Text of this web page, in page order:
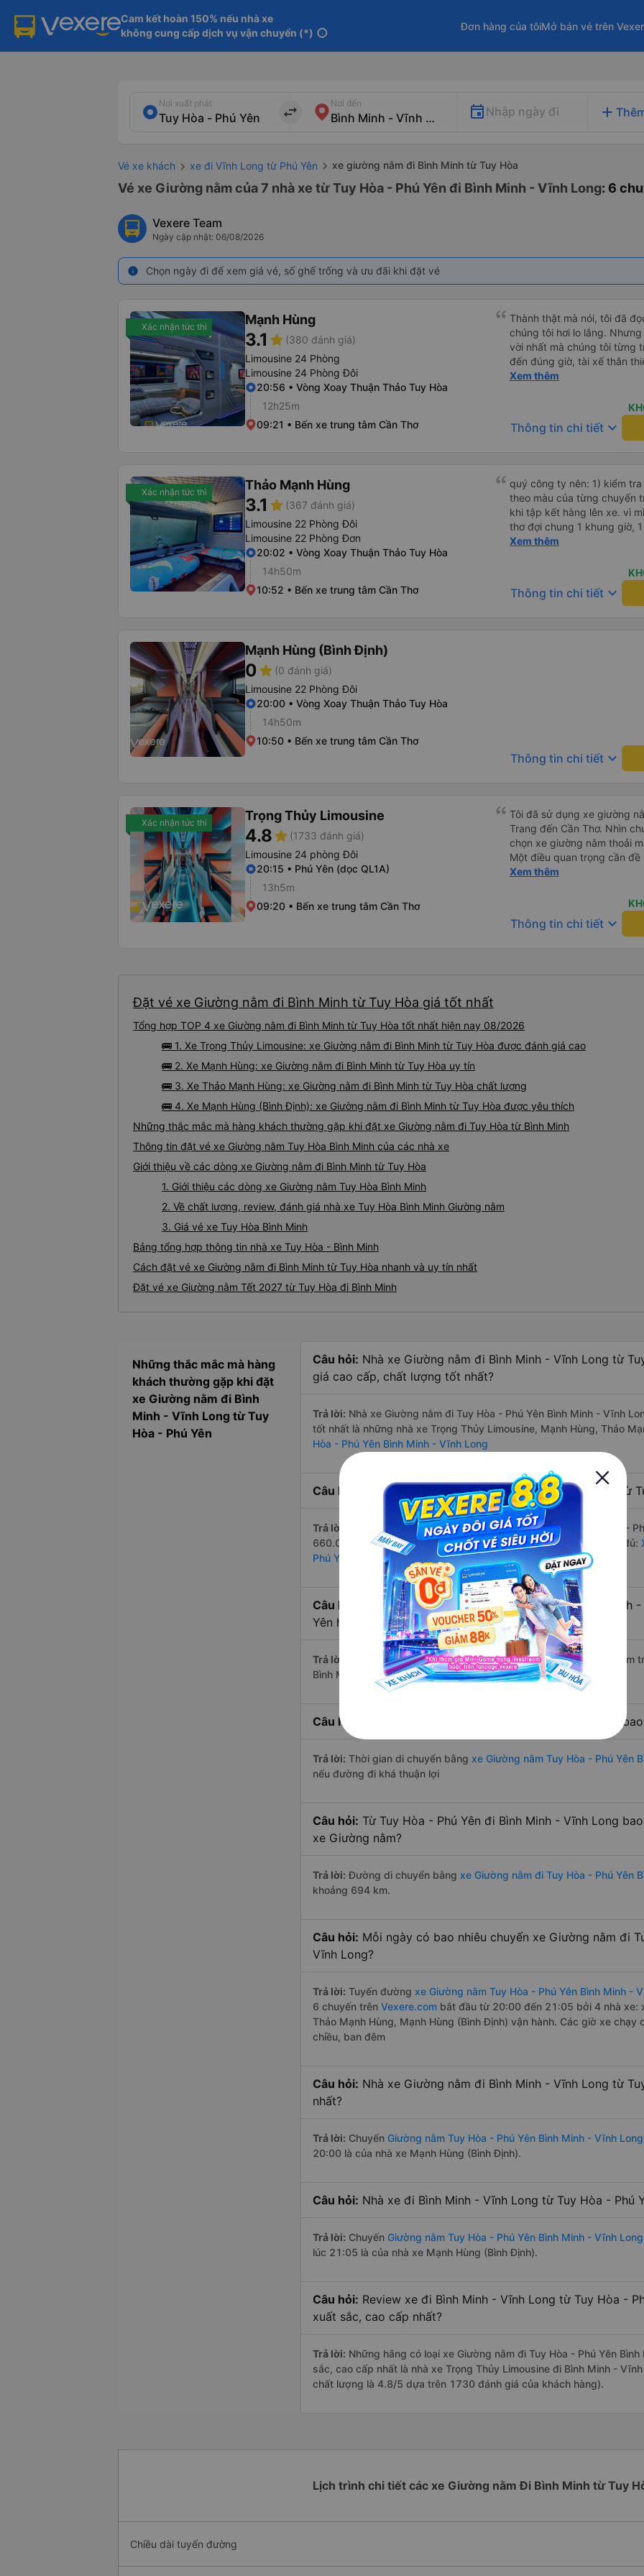
Cam kết hoàn 150% nếu nhà xe
không cung cấp dịch vụ vận chuyển (*) info
Đơn hàng của tôiMở bán vé trên
Nơi xuất phát
import_export
Nơi đến
Nhập ngày đi add
Vé xe khách xe đi Vĩnh Long từ Phú Yên xe giường nằm đi Bình Minh từ Tuy Hòa
Vé xe Giường nằm của 7 nhà xe từ Tuy Hòa - Phú Yên đi Bình Minh - Vĩnh Long: 6
Vexere Team
Ngày cập nhật: 06/08/2026
info Chọn ngày đi để xem giá vé, số ghế trống và ưu đãi khi đặt vé
Xác nhận tức thì Mạnh Hùng
3.1 star (380 đánh giá)
Limousine 24 Phòng
Limousine 24 Phòng Đôi
20:56 • Vòng Xoay Thuận Thảo Tuy Hòa
12h25m
09:21 • Bến xe trung tâm Cần Thơ
Thành thật mà nói, tôi đã
chúng tôi hơi lo lắng.
vời nhất mà chúng tôi từng
đến đúng giờ, tài xế thân
vẫn hơi xóc, nhưng đó là
Xem thêm
Thông tin chi tiết keyboard_arrow_down
Xác nhận tức thì Thảo Mạnh Hùng
3.1 star (367 đánh giá)
Limousine 22 Phòng Đôi
Limousine 22 Phòng Đơn
20:02 • Vòng Xoay Thuận Thảo Tuy Hòa
14h50m
10:52 • Bến xe trung tâm Cần Thơ
quý công ty nên: 1) kiểm tra và dán tem hành lý cho khách
theo màu của từng chuyến
khi tập kết hàng lên xe. vì
thơ đợi chung 1 khung giờ, 1 địa điểm. vì là
của quý công ty nên rất hài
cải thiện ngày một phát triển. 2) đồng nhất về cách giao
và CSKH nhẹ nhàng, chu
là nhà xe được yêu thích và lựa
Xem thêm
Thông tin chi tiết keyboard_arrow_down
Mạnh Hùng (Bình Định)
0star (0 đánh giá)
Limousine 22 Phòng Đôi
20:00 • Vòng Xoay Thuận Thảo Tuy Hòa
14h50m
10:50 • Bến xe trung tâm Cần Thơ
Thông tin chi tiết keyboard_arrow_down
Xác nhận tức thì Trọng Thủy Limousine
4.8star (1733 đánh giá)
Limousine 24 phòng Đôi
20:15 • Phú Yên (dọc QL1A)
13h5m
09:20 • Bến xe trung tâm Cần Thơ
Tôi đã sử dụng xe giường
Trang đến Cần Thơ. Nhìn
chọn xe giường nằm thoải
Một điều quan trọng cần đề
xe, điều này có thể gây khó
chuyến đi vẫn khá thoải
(hôm qua) rất tốt. Mặc dù
nhưng công ty đã thông
khoảng 4:00 sáng và 9:00
nghỉ đêm nào cho đến
chịu. Có vẻ như lịch trình
dịch vụ xe buýt giường nằm
chuyến công tác, vì đây
buýt giường nằm thoải mái
thực sự hy vọng rằng trong
Xem thêm
Thông tin chi tiết keyboard_arrow_down
Đặt vé xe Giường nằm đi Bình Minh từ Tuy Hòa giá tốt nhất
Tổng hợp TOP 4 xe Giường nằm đi Bình Minh từ Tuy Hòa tốt nhất hiện nay 08/2026
🚌 1. Xe Trọng Thủy Limousine: xe Giường nằm đi Bình Minh từ Tuy Hòa được đánh giá cao
🚌 2. Xe Mạnh Hùng: xe Giường nằm đi Bình Minh từ Tuy Hòa uy tín
🚌 3. Xe Thảo Mạnh Hùng: xe Giường nằm đi Bình Minh từ Tuy Hòa chất lượng
🚌 4. Xe Mạnh Hùng (Bình Định): xe Giường nằm đi Bình Minh từ Tuy Hòa được yêu thích
Những thắc mắc mà hàng khách thường gặp khi đặt xe Giường nằm đi Tuy Hòa từ Bình Minh
Thông tin đặt vé xe Giường nằm Tuy Hòa Bình Minh của các nhà xe
Giới thiệu về các dòng xe Giường nằm đi Bình Minh từ Tuy Hòa
1. Giới thiệu các dòng xe Giường nằm Tuy Hòa Bình Minh
2. Về chất lượng, review, đánh giá nhà xe Tuy Hòa Bình Minh Giường nằm
3. Giá vé xe Tuy Hòa Bình Minh
Bảng tổng hợp thông tin nhà xe Tuy Hòa - Bình Minh
Cách đặt vé xe Giường nằm đi Bình Minh từ Tuy Hòa nhanh và uy tín nhất
Đặt vé xe Giường nằm Tết 2027 từ Tuy Hòa đi Bình Minh
Những thắc mắc mà hàng
khách thường gặp khi đặt
xe Giường nằm đi Bình
Minh - Vĩnh Long từ Tuy
Hòa - Phú Yên
Câu hỏi: Nhà xe Giường nằm đi Bình Minh - Vĩnh Long từ
giá cao cấp, chất lượng tốt nhất?
Trả lời: Nhà xe Giường nằm đi Tuy Hòa - Phú Yên Bình Minh - Vĩnh
tốt nhất là những nhà xe Trọng Thủy Limousine, Mạnh Hùng, Thảo
Hòa - Phú Yên Bình Minh - Vĩnh Long
Câu hỏi: Hãng Xe Giường nằm đi Bình Minh - Vĩnh Long từ
Trả lời:
Hãng xe Giường nằm đi Bình Minh - Vĩnh Long từ Tuy Hòa -
660.000 đồng của nhà xe Thảo Mạnh Hùng. Xem danh sách đầy đủ:
Phú Yên
Câu hỏi:
Có bao nhiêu nhà xe có Giường nằm đi Bình Minh
Yên hiện nay?
Trả lời:
Tính tới thời điểm hiện nay thì có 4 nhà xe có xe Giường nằm
Bình Minh - Vĩnh Long hiện nay
Câu hỏi: Từ Tuy Hòa - Phú Yên đi Bình Minh - Vĩnh Long
Trả lời: Thời gian di chuyển bằng xe Giường nằm Tuy Hòa - Phú Yên
nếu đường đi khá thuận lợi
Câu hỏi: Từ Tuy Hòa - Phú Yên đi Bình Minh - Vĩnh Long
xe Giường nằm?
Trả lời: Đường di chuyển bằng xe Giường nằm đi Tuy Hòa - Phú Yên
khoảng 694 km.
Câu hỏi: Mỗi ngày có bao nhiêu chuyến xe Giường nằm đi
Vĩnh Long?
Trả lời: Tuyến đường xe Giường nằm Tuy Hòa - Phú Yên Bình Minh -
6 chuyến trên Vexere.com bắt đầu từ 20:00 đến 21:05 bởi 4 nhà xe:
Thảo Mạnh Hùng, Mạnh Hùng (Bình Định) vận hành. Các giờ xe
chiều, ban đêm
Câu hỏi: Nhà xe Giường nằm đi Bình Minh - Vĩnh Long từ
nhất?
Trả lời: Chuyến Giường nằm Tuy Hòa - Phú Yên Bình Minh - Vĩnh Long
20:00 là của nhà xe Mạnh Hùng (Bình Định).
Câu hỏi: Nhà xe đi Bình Minh - Vĩnh Long từ Tuy Hòa - Phú
Trả lời: Chuyến Giường nằm Tuy Hòa - Phú Yên Bình Minh - Vĩnh Long
lúc 21:05 là của nhà xe Mạnh Hùng (Bình Định).
Câu hỏi: Review xe đi Bình Minh - Vĩnh Long từ Tuy Hòa -
xuất sắc, cao cấp nhất?
Trả lời: Những hãng có loại xe Giường nằm đi Tuy Hòa - Phú Yên
sắc, cao cấp nhất là nhà xe Trọng Thủy Limousine đi Bình Minh -
chất lượng là 4.8/5 dựa trên 1730 đánh giá của khách hàng).
Lịch trình chi tiết các xe Giường nằm Đi Bình Minh từ Tuy
Chiều dài tuyến đường